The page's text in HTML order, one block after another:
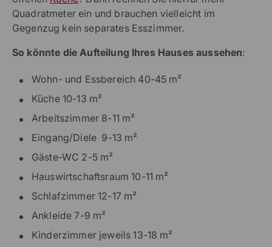
Quadratmeter ein und brauchen vielleicht im
Gegenzug kein separates Esszimmer.
So könnte die Aufteilung Ihres Hauses aussehen:
Wohn- und Essbereich 40-45 m²
Küche 10-13 m²
Arbeitszimmer 8-11 m²
Eingang/Diele 9-13 m²
Gäste-WC 2-5 m²
Hauswirtschaftsraum 10-11 m²
Schlafzimmer 12-17 m²
Ankleide 7-9 m²
Kinderzimmer jeweils 13-18 m²